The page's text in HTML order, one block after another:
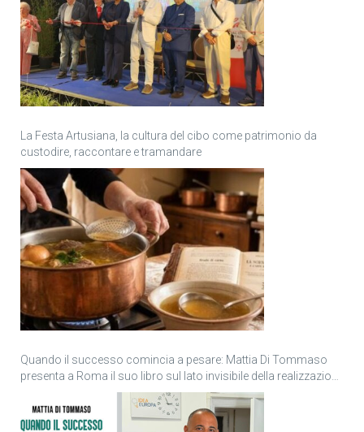
La Festa Artusiana, la cultura del cibo come patrimonio da
custodire, raccontare e tramandare
Quando il successo comincia a pesare: Mattia Di Tommaso
presenta a Roma il suo libro sul lato invisibile della realizzazione